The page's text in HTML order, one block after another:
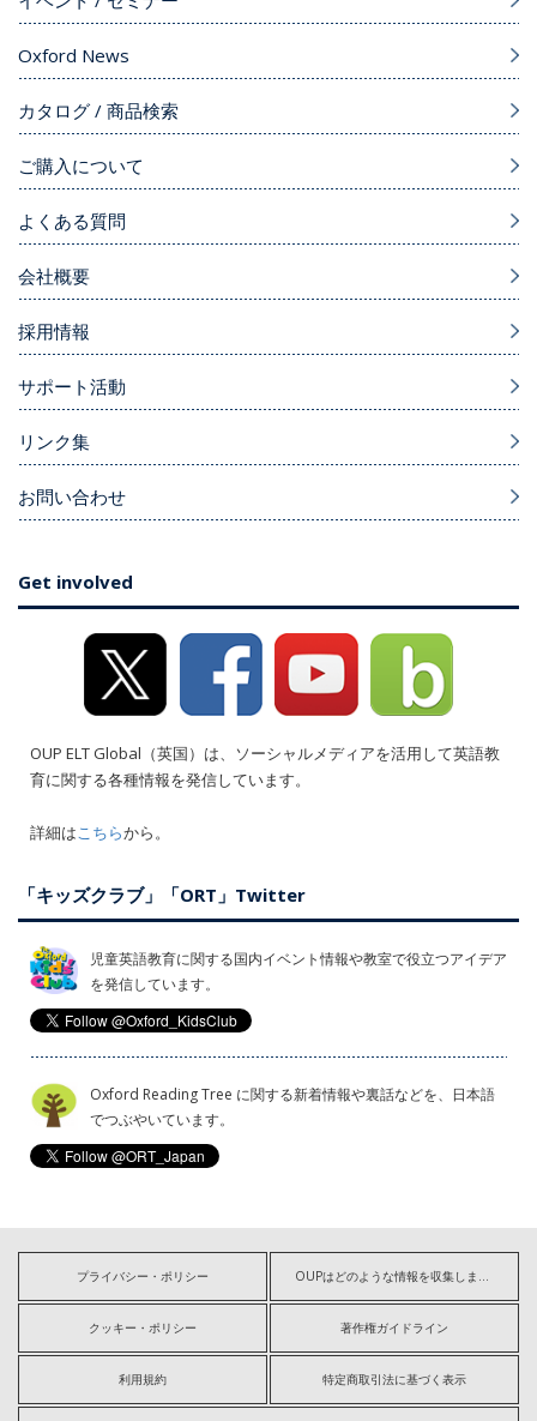
Oxford News
カタログ / 商品検索
ご購入について
よくある質問
会社概要
採用情報
サポート活動
リンク集
お問い合わせ
Get involved
OUP ELT Global（英国）は、ソーシャルメディアを活用して英語教
育に関する各種情報を発信しています。
詳細はこちらから。
「キッズクラブ」「ORT」Twitter
児童英語教育に関する国内イベント情報や教室で役立つアイデア
を発信しています。
Oxford Reading Tree に関する新着情報や裏話などを、日本語
でつぶやいています。
プライバシー・ポリシー
クッキー・ポリシー 著作権ガイドライン
利用規約 特定商取引法に基づく表示